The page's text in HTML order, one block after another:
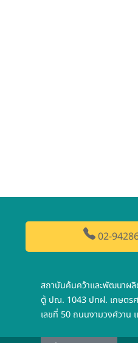
02-
สถาบันค้นคว้าและพัฒนาผ
ตู้ ปณ. 1043 ปทฝ. เกษตร
เลขที่ 50 ถนนงามวงศ์วาน